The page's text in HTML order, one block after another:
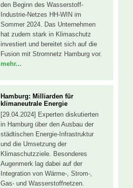
den Beginn des Wasserstoff-
Industrie-Netzes HH-WIN im
Sommer 2024. Das Unternehmen
hat zudem stark in Klimaschutz
investiert und bereitet sich auf die
Fusion mit Stromnetz Hamburg vor.
mehr...
Hamburg: Milliarden für
klimaneutrale Energie
[29.04.2024] Experten diskutierten
in Hamburg über den Ausbau der
städtischen Energie-Infrastruktur
und die Umsetzung der
Klimaschutzziele. Besonderes
Augenmerk lag dabei auf der
Integration von Wärme-, Strom-,
Gas- und Wasserstoffnetzen.